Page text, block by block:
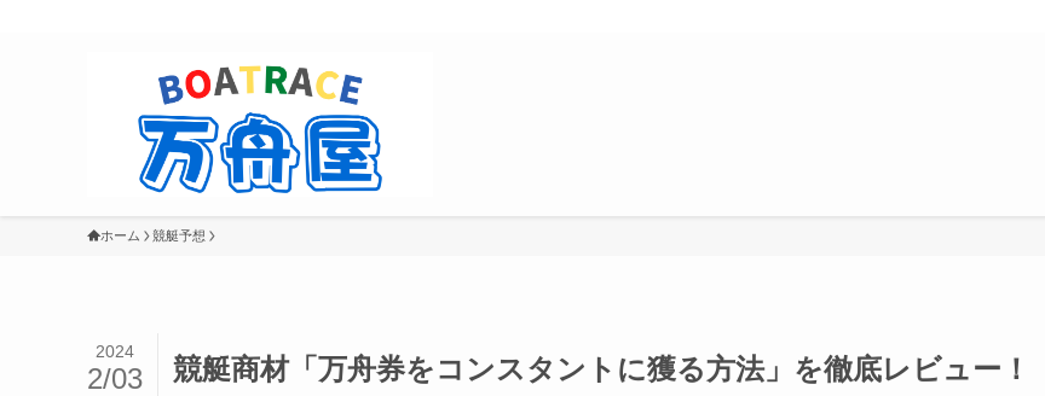
ホーム 競艇予想
競艇商材「万舟券をコンスタントに獲る方法」を徹底レビュー！
2024
2/03